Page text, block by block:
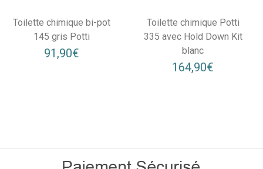
Toilette chimique bi-pot
145 gris Potti
91,90€
Toilette chimique Potti
335 avec Hold Down Kit
blanc
164,90€